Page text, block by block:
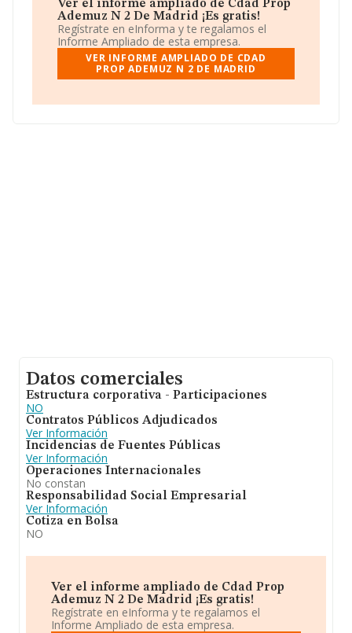
Ver el informe ampliado de Cdad Prop
Ademuz N 2 De Madrid ¡Es gratis!
Regístrate en eInforma y te regalamos el
Informe Ampliado de esta empresa.
VER INFORME AMPLIADO DE CDAD
PROP ADEMUZ N 2 DE MADRID
Datos comerciales
Estructura corporativa - Participaciones
NO
Contratos Públicos Adjudicados
Ver Información
Incidencias de Fuentes Públicas
Ver Información
Operaciones Internacionales
No constan
Responsabilidad Social Empresarial
Ver Información
Cotiza en Bolsa
NO
Ver el informe ampliado de Cdad Prop
Ademuz N 2 De Madrid ¡Es gratis!
Regístrate en eInforma y te regalamos el
Informe Ampliado de esta empresa.